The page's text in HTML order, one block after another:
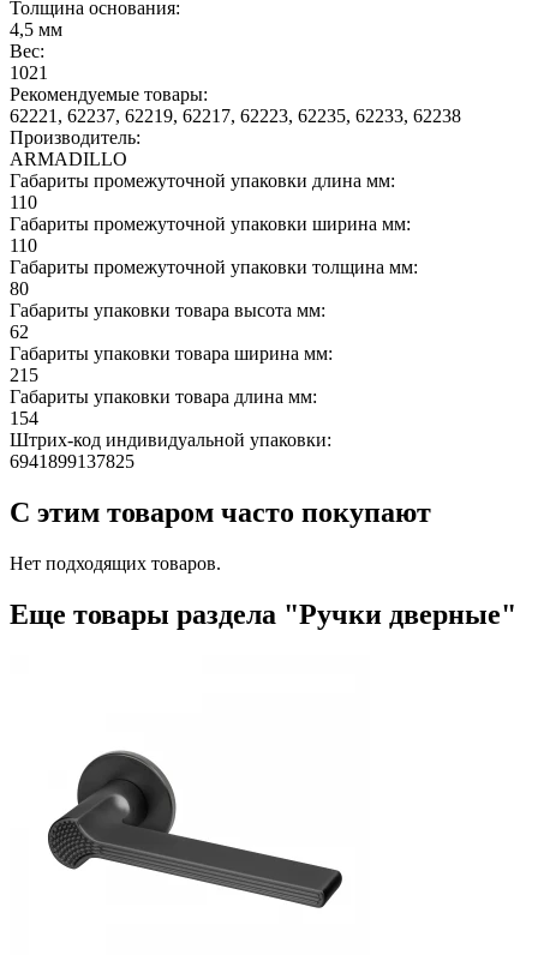
Толщина основания:
4,5 мм
Вес:
1021
Рекомендуемые товары:
62221, 62237, 62219, 62217, 62223, 62235, 62233, 62238
Производитель:
ARMADILLO
Габариты промежуточной упаковки длина мм:
110
Габариты промежуточной упаковки ширина мм:
110
Габариты промежуточной упаковки толщина мм:
80
Габариты упаковки товара высота мм:
62
Габариты упаковки товара ширина мм:
215
Габариты упаковки товара длина мм:
154
Штрих-код индивидуальной упаковки:
6941899137825
С этим товаром часто покупают
Нет подходящих товаров.
Еще товары раздела "Ручки дверные"